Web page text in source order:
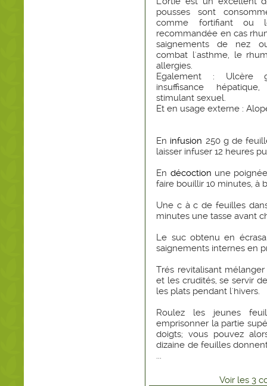
pousses sont
comme fortifiant ou
recommandée en cas
saignements de nez
combat l'asthme, le
allergies.
Egalement : Ulcère
insuffisance
stimulant sexuel.
Et en usage externe :
En infusion 250 g de
laisser infuser 12 heures
En décoction une
faire bouillir 10 minutes, à
Une c à c de feuilles
minutes une tasse avant
Le suc obtenu en
saignements internes en
Trés revitalisant
et les crudités, se servir
les plats pendant l'hivers.
Roulez les jeunes
emprisonner la partie
doigts; vous pouvez
dizaine de feuilles
...
Voir les 3